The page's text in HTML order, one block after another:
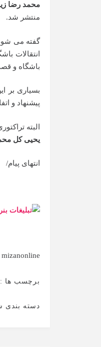
محمد رضا
منتشر شد.
گفته می
انتقالات
باشگاه و
بسیاری بر
پیشنهاد و
البته
یحیی کل
انتهای پیام/
mizanonline به نقل از
برچسب ها :
دسته بندی